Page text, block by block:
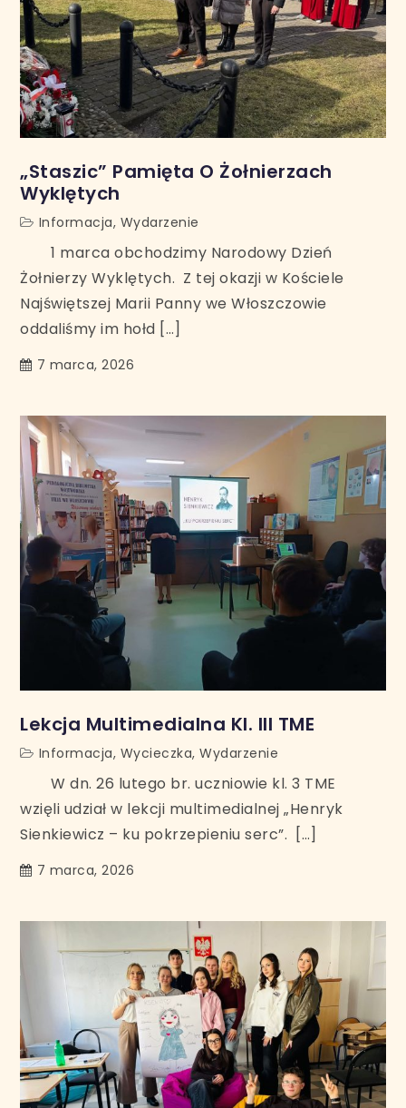
„Staszic” Pamięta O Żołnierzach
Wyklętych
Informacja, Wydarzenie
1 marca obchodzimy Narodowy Dzień
Żołnierzy Wyklętych. Z tej okazji w Kościele
Najświętszej Marii Panny we Włoszczowie
oddaliśmy im hołd […]
7 marca, 2026
Lekcja Multimedialna Kl. III TME
Informacja, Wycieczka,Wydarzenie
W dn. 26 lutego br. uczniowie kl. 3 TME
wzięli udział w lekcji multimedialnej „Henryk
Sienkiewicz – ku pokrzepieniu serc”. […]
7 marca, 2026